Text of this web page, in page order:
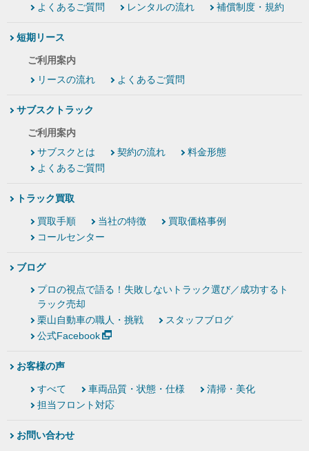
よくあるご質問
レンタルの流れ 補償制度・規約
短期リース
ご利用案内
リースの流れ
よくあるご質問
サブスクトラック
ご利用案内
サブスクとは
契約の流れ
料金形態
よくあるご質問
トラック買取
買取手順 当社の特徴
買取価格事例
コールセンター
ブログ
プロの視点で語る！失敗しないトラック選び／成功するト
ラック売却
栗山自動車の職人・挑戦
スタッフブログ
公式Facebook
お客様の声
すべて 車両品質・状態・仕様
清掃・美化
担当フロント対応
お問い合わせ